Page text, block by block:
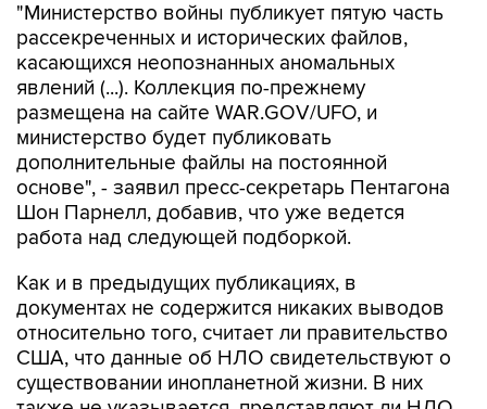
"Министерство войны публикует пятую часть
рассекреченных и исторических файлов,
касающихся неопознанных аномальных
явлений (...). Коллекция по-прежнему
размещена на сайте WAR.GOV/UFO, и
министерство будет публиковать
дополнительные файлы на постоянной
основе", - заявил пресс-секретарь Пентагона
Шон Парнелл, добавив, что уже ведется
работа над следующей подборкой.
Как и в предыдущих публикациях, в
документах не содержится никаких выводов
относительно того, считает ли правительство
США, что данные об НЛО свидетельствуют о
существовании инопланетной жизни. В них